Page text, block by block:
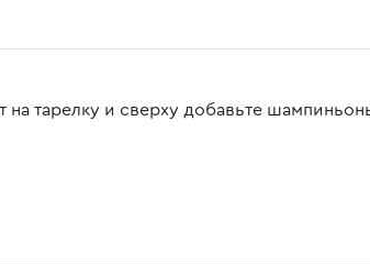
на тарелку и сверху добавьте